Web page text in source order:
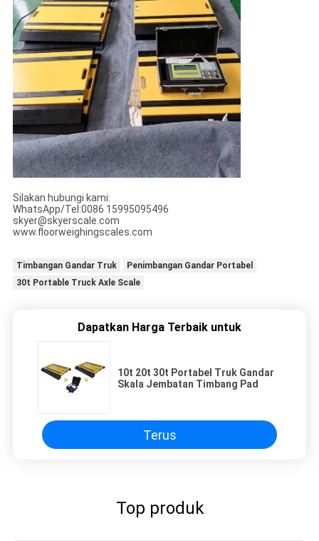
Silakan hubungi kami:
WhatsApp/Tel:0086 15995095496
skyer@skyerscale.com
www.floorweighingscales.com
Timbangan Gandar Truk
Penimbangan Gandar Portabel
30t Portable Truck Axle Scale
Dapatkan Harga Terbaik untuk
10t 20t 30t Portabel Truk Gandar
Skala Jembatan Timbang Pad
Terus
Top produk